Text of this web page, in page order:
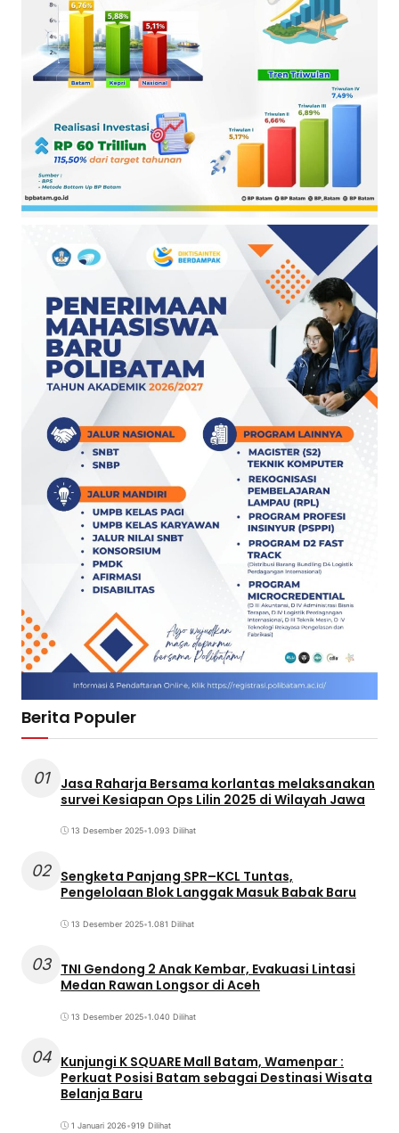
Berita Populer
01
Jasa Raharja Bersama korlantas melaksanakan
survei Kesiapan Ops Lilin 2025 di Wilayah Jawa
13 Desember 2025•1.093 Dilihat
02 Sengketa Panjang SPR–KCL Tuntas,
Pengelolaan Blok Langgak Masuk Babak Baru
13 Desember 2025•1.081 Dilihat
03 TNI Gendong 2 Anak Kembar, Evakuasi Lintasi
Medan Rawan Longsor di Aceh
13 Desember 2025•1.040 Dilihat
04 Kunjungi K SQUARE Mall Batam, Wamenpar :
Perkuat Posisi Batam sebagai Destinasi Wisata
Belanja Baru
1 Januari 2026•919 Dilihat